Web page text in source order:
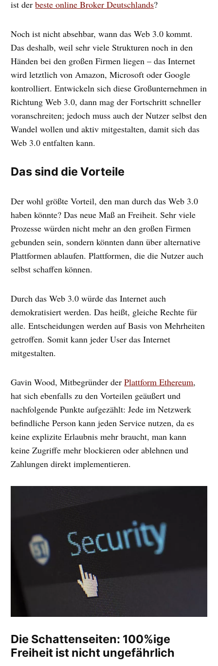
ist derbeste online Broker Deutschlands?
Noch ist nicht absehbar, wann das Web 3.0 kommt.
Das deshalb, weil sehr viele Strukturen noch in den
Händen bei den großen Firmen liegen – das Internet
wird letztlich von Amazon, Microsoft oder Google
kontrolliert. Entwickeln sich diese Großunternehmen in
Richtung Web 3.0, dann mag der Fortschritt schneller
voranschreiten; jedoch muss auch der Nutzer selbst den
Wandel wollen und aktiv mitgestalten, damit sich das
Web 3.0 entfalten kann.
Das sind die Vorteile
Der wohl größte Vorteil, den man durch das Web 3.0
haben könnte? Das neue Maß an Freiheit. Sehr viele
Prozesse würden nicht mehr an den großen Firmen
gebunden sein, sondern könnten dann über alternative
Plattformen ablaufen. Plattformen, die die Nutzer auch
selbst schaffen können.
Durch das Web 3.0 würde das Internet auch
demokratisiert werden. Das heißt, gleiche Rechte für
alle. Entscheidungen werden auf Basis von Mehrheiten
getroffen. Somit kann jeder User das Internet
mitgestalten.
Gavin Wood, Mitbegründer derPlattform Ethereum,
hat sich ebenfalls zu den Vorteilen geäußert und
nachfolgende Punkte aufgezählt: Jede im Netzwerk
befindliche Person kann jeden Service nutzen, da es
keine explizite Erlaubnis mehr braucht, man kann
keine Zugriffe mehr blockieren oder ablehnen und
Zahlungen direkt implementieren.
Die Schattenseiten: 100%ige
Freiheit ist nicht ungefährlich